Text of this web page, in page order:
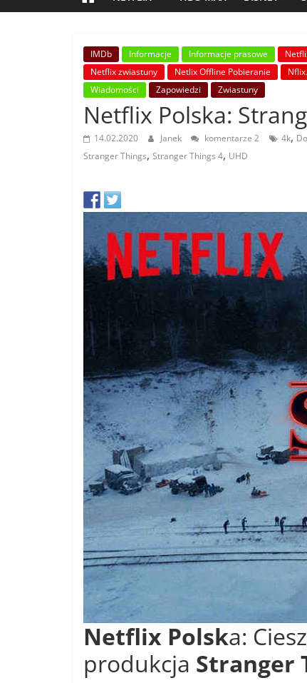
IMDb Informacje Informacje prasowe
Netflix zwiastuny
Netlix Offline Pobieranie
Wiadomości
Zapowiedzi Zwiastuny
Netflix Polska:
14.02.2020 Janek komentarze 2 4k,
Stranger Things, Stranger Things 4, UHD
Netflix Polska:
produkcja Stranger